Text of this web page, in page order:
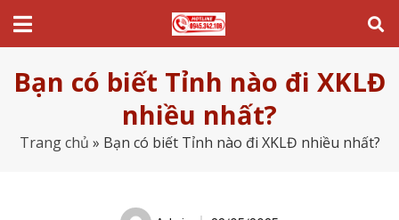
Bạn có biết Tỉnh nào đi XKLĐ
nhiều nhất?
Trang chủ » Bạn có biết Tỉnh nào đi XKLĐ nhiều nhất?